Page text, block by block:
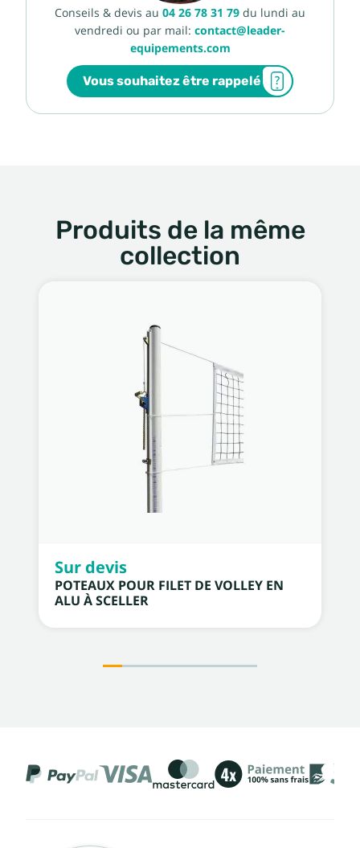
Conseils & devis au 04 26 78 31 79 du lundi au
vendredi ou par mail: contact@leader-
equipements.com
Vous souhaitez être rappelé
Produits de la même
collection
Sur devis
POTEAUX POUR FILET DE VOLLEY EN
ALU À SCELLER